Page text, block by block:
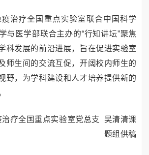
治疗全国重点实验室联合中国科学
与医学部联合主办的“行知讲坛”聚焦
科发展的前沿进展，旨在促进实验室
师生间的交流互促，开阔校内师生的
野，为学科建设和人才培养提供新的
治疗全国重点实验室党总支 吴清清课
题组供稿